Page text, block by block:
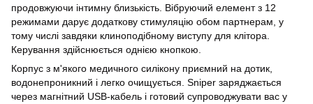
продовжуючи інтимну близькість. Вібруючий елемент з 12
режимами дарує додаткову стимуляцію обом партнерам, у
тому числі завдяки клиноподібному виступу для клітора.
Керування здійснюється однією кнопкою.
Корпус з м'якого медичного силікону приємний на дотик,
водонепроникний і легко очищується. Sniper заряджається
через магнітний USB-кабель і готовий супроводжувати вас у